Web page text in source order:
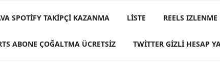
SPOTIFY TAKIPÇI KAZANMA LISTE REELS
ABONE ÇOĞALTMA ÜCRETSIZ TWITTER GIZLI HESAP